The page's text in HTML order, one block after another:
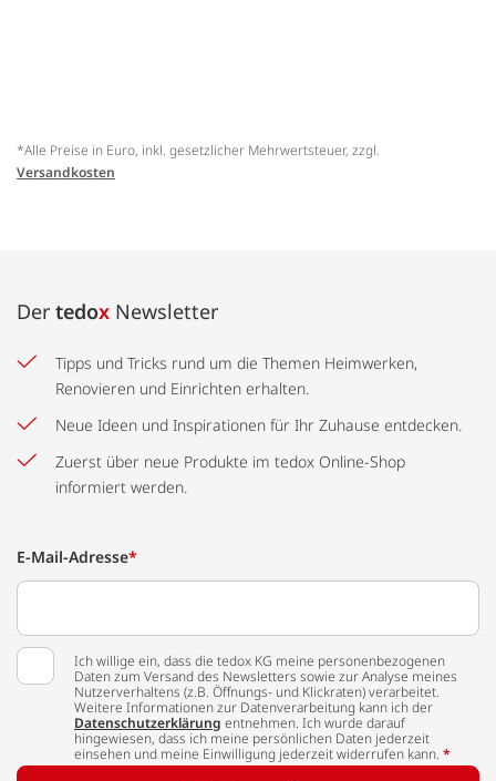
*Alle Preise in Euro, inkl. gesetzlicher Mehrwertsteuer, zzgl.
Versandkosten
Der tedox Newsletter
Tipps und Tricks rund um die Themen Heimwerken,
Renovieren und Einrichten erhalten.
Neue Ideen und Inspirationen für Ihr Zuhause entdecken.
Zuerst über neue Produkte im tedox Online-Shop
informiert werden.
E-Mail-Adresse*
Ich willige ein, dass die tedox KG meine personenbezogenen
Daten zum Versand des Newsletters sowie zur Analyse meines
Nutzerverhaltens (z.B. Öffnungs- und Klickraten) verarbeitet.
Weitere Informationen zur Datenverarbeitung kann ich der
Datenschutzerklärung entnehmen. Ich wurde darauf
hingewiesen, dass ich meine persönlichen Daten jederzeit
einsehen und meine Einwilligung jederzeit widerrufen kann. *